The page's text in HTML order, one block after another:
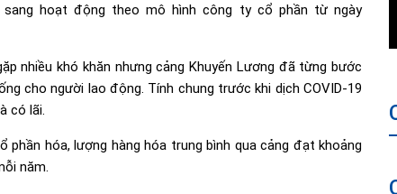
hoạt động theo mô hình công ty cổ phần từ ngày
nhiều khó khăn nhưng cảng Khuyến Lương đã từng bước
cho người lao động. Tính chung trước khi dịch COVID-19
có lãi.
hóa, lượng hàng hóa trung bình qua cảng đạt khoảng
năm.